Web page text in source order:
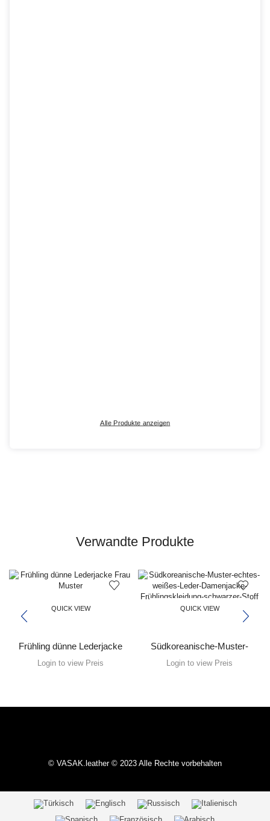
Alle Produkte anzeigen
Verwandte Produkte
QUICK VIEW
Frühling dünne Lederjacke
Frau Muster
Login to view Preis
QUICK VIEW
Südkoreanische-Muster-
echtes-weißes-Leder-
Login to view Preis
© VASAK.leather © 2023 Alle Rechte vorbehalten